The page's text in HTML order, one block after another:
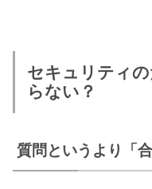
セキュリティ
らない？
質問というより「